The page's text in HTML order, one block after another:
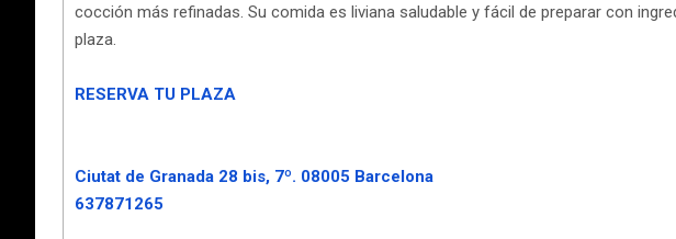
cocción más refinadas. Su comida es liviana saludable y fácil de preparar con
plaza.
RESERVA TU PLAZA
Ciutat de Granada 28 bis, 7º. 08005 Barcelona
637871265